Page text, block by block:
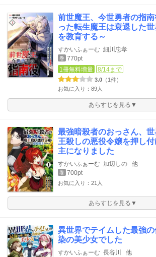
前世魔王、今世勇者の指
った転生魔王は衰退した
を教育する～
すかいふぁーむ 細川忠孝
巻 770pt
1冊無料増量
8/14まで
3.0 （1件）
お気に入り：89人
あらすじを見る▼
最強暗殺者のおっさん、
王殺しの悪役令嬢を押し
主になりました
すかいふぁーむ 加辺しの 他
巻 700pt
お気に入り：21人
あらすじを見る▼
異世界でテイムした最強
染の美少女でした
すかいふぁーむ 長谷川 他